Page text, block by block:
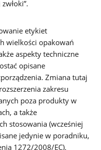
etykiet
wielkości opakowań
aspekty techniczne
opisane
Zmiana tutaj
zakresu
poza produkty w
a także
stosowania (wcześniej
jedynie w poradniku,
1272/2008/EC).